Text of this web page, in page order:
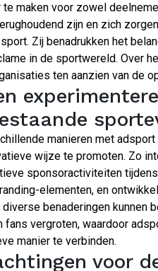
maken voor zowel
zijn en zich
Zij benadrukken het
in de sportwereld. Over
ten aanzien van de
manieren met
wijze te promoten. Zo
sponsoractiviteiten
elementen, en
benaderingen kunnen
fans vergroten, waardoor
manier te verbinden.
voor